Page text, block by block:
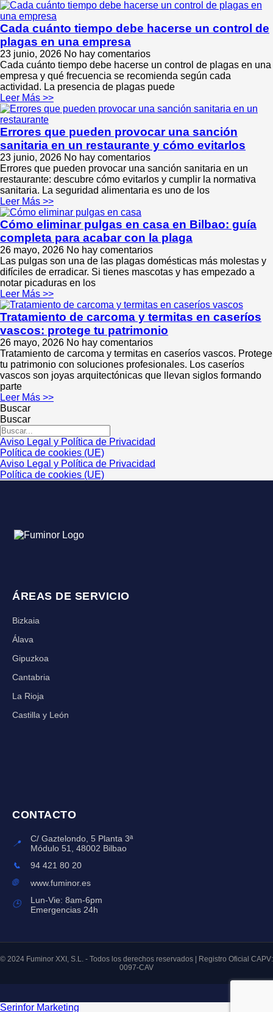
Cada cuánto tiempo debe hacerse un control de
plagas en una empresa
23 junio, 2026 No hay comentarios
Cada cuánto tiempo debe hacerse un control de plagas en una
empresa y qué frecuencia se recomienda según cada
actividad. La presencia de plagas puede
Leer Más >>
Errores que pueden provocar una sanción
sanitaria en un restaurante y cómo evitarlos
23 junio, 2026 No hay comentarios
Errores que pueden provocar una sanción sanitaria en un
restaurante: descubre cómo evitarlos y cumplir la normativa
sanitaria. La seguridad alimentaria es uno de los
Leer Más >>
Cómo eliminar pulgas en casa en Bilbao: guía
completa para acabar con la plaga
26 mayo, 2026 No hay comentarios
Las pulgas son una de las plagas domésticas más molestas y
difíciles de erradicar. Si tienes mascotas y has empezado a
notar picaduras en los
Leer Más >>
Tratamiento de carcoma y termitas en caseríos
vascos: protege tu patrimonio
26 mayo, 2026 No hay comentarios
Tratamiento de carcoma y termitas en caseríos vascos. Protege
tu patrimonio con soluciones profesionales. Los caseríos
vascos son joyas arquitectónicas que llevan siglos formando
parte
Leer Más >>
Buscar
Buscar
Aviso Legal y Política de Privacidad
Política de cookies (UE)
Aviso Legal y Política de Privacidad
Política de cookies (UE)
ÁREAS DE SERVICIO
Bizkaia
Álava
Gipuzkoa
Cantabria
La Rioja
Castilla y León
CONTACTO
📍
C/ Gaztelondo, 5 Planta 3ª
Módulo 51, 48002 Bilbao
📞
94 421 80 20
🌐
www.fuminor.es
🕒
Lun-Vie: 8am-6pm
Emergencias 24h
© 2024 Fuminor XXI, S.L. - Todos los derechos reservados | Registro Oficial CAPV:
0097-CAV
Serinfor Marketing